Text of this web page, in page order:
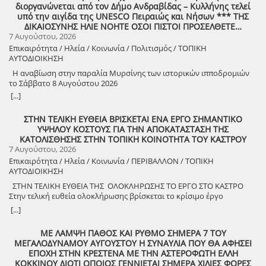
«Άυλη πολιτιστική κληρονομιά: Eκφράσεις, Δράσεις Διαφύλαξης και
Προοπτικές στην Ηλεία» Oμιλητές: – Διομήδης Τόλιος, Διεύθυνση
Νεότερης Πολιτιστικής Κληρονομιάς ΥΠΠΟ-Σύλλογος Διβριωτών
Αθήνας – Γωγώ Κανελλοπούλου, εκπαιδευτικός – Νίκος
Σιάκκουλης, Πρόεδρος eco action Νεμούτας Θα ακολουθήσoυν
χοροί της Ηλείας από το Λύκειο Ελληνίδων Πύργου Η είσοδος για
την πολιτιστική εκδήλωση είναι ελεύθερη. Μετά το πέρας της
εκδήλωσης, σας προσκαλούμε να διασκεδάσουμε όλοι μαζί με
ζωντανή παραδοσιακή μουσική από τη μουσική ομάδα του
Λύσανδρου Παναγόπουλου, σε μια βραδιά γεμάτη κέφι, χορό και
συμμετοχής στο γλέντι: 10 ευρώ ανά άτομο.
διοργανώνεται από τον Δήμο Ανδραβίδας – Κυλλήνης τελεί
υπό την αιγίδα της UNESCO Πειραιώς και Νήσων *** ΤΗΣ
ΔΙΚΑΙΟΣΥΝΗΣ ΗΛΙΕ ΝΟΗΤΕ ΟΣΟΙ ΠΙΣΤΟΙ ΠΡΟΣΕΛΘΕΤΕ…
7 Αυγούστου, 2026
Επικαιρότητα / Ηλεία / Κοινωνία / Πολιτισμός / ΤΟΠΙΚΗ
ΑΥΤΟΔΙΟΙΚΗΣΗ
Η αναβίωση στην παραλία Μυρσίνης των ιστορικών ιπποδρομιών
το Σάββατο 8 Αυγούστου 2026
[...]
ΣΤΗΝ ΤΕΛΙΚΗ ΕΥΘΕΙΑ ΒΡΙΣΚΕΤΑΙ ΕΝΑ ΕΡΓΟ ΣΗΜΑΝΤΙΚΟ
ΥΨΗΛΟΥ ΚΟΣΤΟΥΣ ΓΙΑ ΤΗΝ ΑΠΟΚΑΤΑΣΤΑΣΗ ΤΗΣ
ΚΑΤΟΛΙΣΘΗΣΗΣ ΣΤΗΝ ΤΟΠΙΚΗ ΚΟΙΝΟΤΗΤΑ ΤΟΥ ΚΑΣΤΡΟΥ
7 Αυγούστου, 2026
Επικαιρότητα / Ηλεία / Κοινωνία / ΠΕΡΙΒΑΛΛΟΝ / ΤΟΠΙΚΗ
ΑΥΤΟΔΙΟΙΚΗΣΗ
ΣΤΗΝ ΤΕΛΙΚΗ ΕΥΘΕΙΑ ΤΗΣ ΟΛΟΚΛΗΡΩΣΗΣ ΤΟ ΕΡΓΟ ΣΤΟ ΚΑΣΤΡΟ
Στην τελική ευθεία ολοκλήρωσης βρίσκεται το κρίσιμο έργο
αποκατάστασης της κατολίσθησης στην Τ.Κ. Κάστρου,
προϋπολογισμού 1,25 εκατομμυρίων ευρώ. Έπειτα από αυτοψία που
Λέντζας, μαζί με κλιμάκιο της Τεχνικής Υπηρεσίας και εκπροσώπους
της δημοτικής αρχής, διαπιστώθηκε πως οι παρεμβάσεις προχωρούν
άμεσα και αυστηρά εντός των χρονοδιαγραμμάτων. ​Το έργο
[...]
ΜΕ ΛΑΜΨΗ ΠΑΘΟΣ ΚΑΙ ΡΥΘΜΟ ΣΗΜΕΡΑ 7 ΤΟΥ
ΜΕΓΑΛΟΔΥΝΑΜΟΥ ΑΥΓΟΥΣΤΟΥ Η ΣΥΝΑΥΛΙΑ ΠΟΥ ΘΑ ΑΦΗΣΕΙ
ΕΠΟΧΗ ΣΤΗΝ ΚΡΕΣΤΕΝΑ ΜΕ ΤΗΝ ΑΣΤΕΡΟΦΩΤΗ ΕΛΛΗ
ΚΟΚΚΙΝΟΥ ΔΙΟΤΙ ΟΠΟΙΟΣ ΓΕΝΝΙΕΤΑΙ ΣΗΜΕΡΑ ΧΙΛΙΕΣ ΦΟΡΕΣ